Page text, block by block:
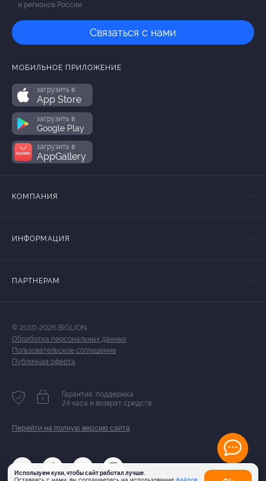
Используем куки, чтобы сайт работал лучше.
и регионов России
Связаться с нами
МОБИЛЬНОЕ ПРИЛОЖЕНИЕ
загрузить в
App Store
загрузить в
Google Play
загрузить в
AppGallery
КОМПАНИЯ
ИНФОРМАЦИЯ
ПАРТНЕРАМ
© 2010-2026 BIGLION
Обработка персональных данных
Пользовательское соглашение
Публичная оферта
Гарантия, поддержка
24 часа и возврат средств
Перейти на полную версию сайта